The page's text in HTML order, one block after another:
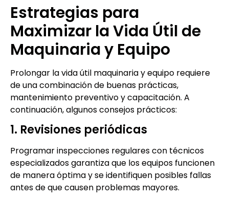
Estrategias para
Maximizar la Vida Útil de
Maquinaria y Equipo
Prolongar la vida útil maquinaria y equipo requiere
de una combinación de buenas prácticas,
mantenimiento preventivo y capacitación. A
continuación, algunos consejos prácticos:
1. Revisiones periódicas
Programar inspecciones regulares con técnicos
especializados garantiza que los equipos funcionen
de manera óptima y se identifiquen posibles fallas
antes de que causen problemas mayores.